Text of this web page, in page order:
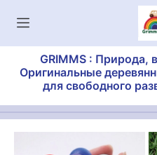
GRIMMS : Природа,
Оригинальные
для свободного